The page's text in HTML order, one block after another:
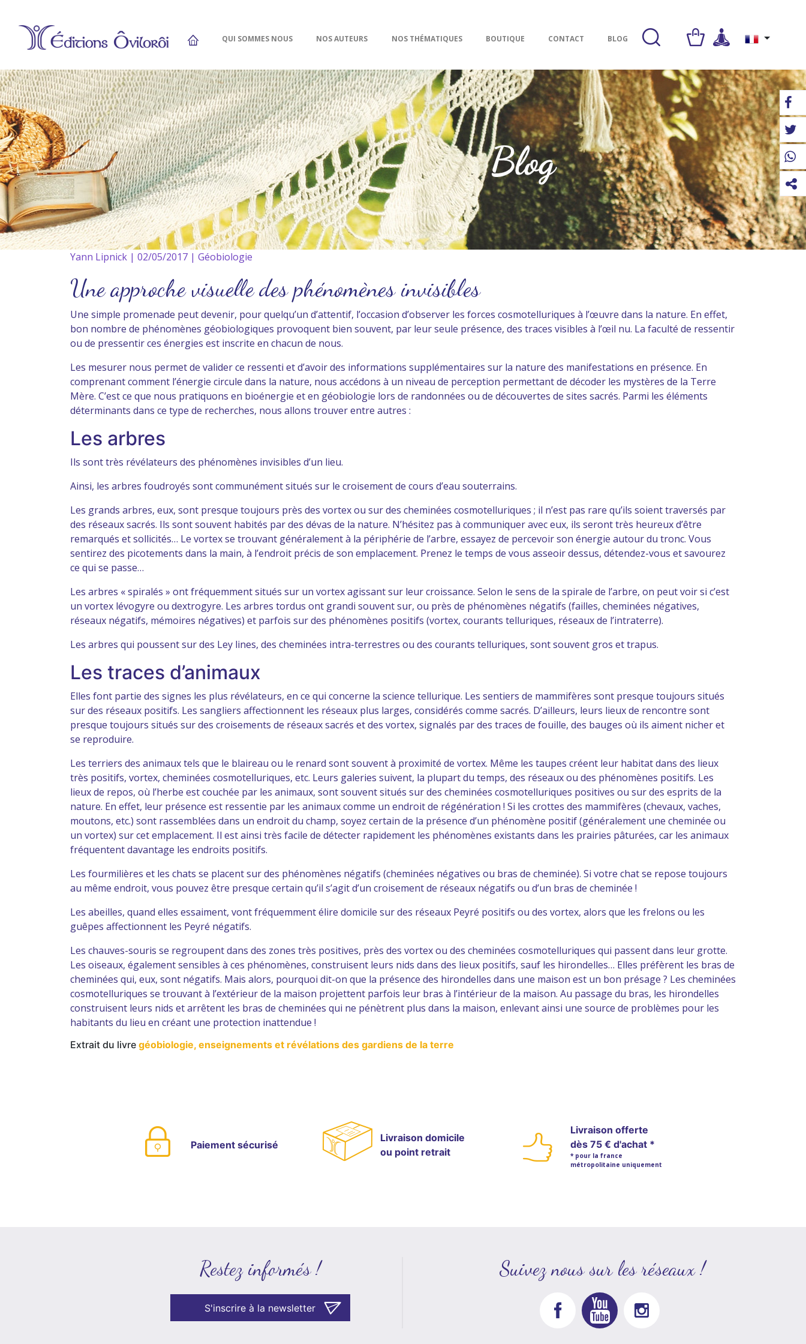
QUI SOMMES NOUS NOS AUTEURS NOS THÉMATIQUES BOUTIQUE CONTACT BLOG
Yann Lipnick | 02/05/2017 | Géobiologie
Une approche visuelle des phénomènes invisibles
Une simple promenade peut devenir, pour quelqu’un d’attentif, l’occasion d’observer les forces cosmotelluriques à l’œuvre dans la nature. En effet,
bon nombre de phénomènes géobiologiques provoquent bien souvent, par leur seule présence, des traces visibles à l’œil nu. La faculté de ressentir
ou de pressentir ces énergies est inscrite en chacun de nous.
Les mesurer nous permet de valider ce ressenti et d’avoir des informations supplémentaires sur la nature des manifestations en présence. En
comprenant comment l’énergie circule dans la nature, nous accédons à un niveau de perception permettant de décoder les mystères de la Terre
Mère. C’est ce que nous pratiquons en bioénergie et en géobiologie lors de randonnées ou de découvertes de sites sacrés. Parmi les éléments
déterminants dans ce type de recherches, nous allons trouver entre autres :
Les arbres
Ils sont très révélateurs des phénomènes invisibles d’un lieu.
Ainsi, les arbres foudroyés sont communément situés sur le croisement de cours d’eau souterrains.
Les grands arbres, eux, sont presque toujours près des vortex ou sur des cheminées cosmotelluriques ; il n’est pas rare qu’ils soient traversés par
des réseaux sacrés. Ils sont souvent habités par des dévas de la nature. N’hésitez pas à communiquer avec eux, ils seront très heureux d’être
remarqués et sollicités… Le vortex se trouvant généralement à la périphérie de l’arbre, essayez de percevoir son énergie autour du tronc. Vous
sentirez des picotements dans la main, à l’endroit précis de son emplacement. Prenez le temps de vous asseoir dessus, détendez-vous et savourez
ce qui se passe…
Les arbres « spiralés » ont fréquemment situés sur un vortex agissant sur leur croissance. Selon le sens de la spirale de l’arbre, on peut voir si c’est
un vortex lévogyre ou dextrogyre. Les arbres tordus ont grandi souvent sur, ou près de phénomènes négatifs (failles, cheminées négatives,
réseaux négatifs, mémoires négatives) et parfois sur des phénomènes positifs (vortex, courants telluriques, réseaux de l’intraterre).
Les arbres qui poussent sur des Ley lines, des cheminées intra-terrestres ou des courants telluriques, sont souvent gros et trapus.
Les traces d’animaux
Elles font partie des signes les plus révélateurs, en ce qui concerne la science tellurique. Les sentiers de mammifères sont presque toujours situés
sur des réseaux positifs. Les sangliers affectionnent les réseaux plus larges, considérés comme sacrés. D’ailleurs, leurs lieux de rencontre sont
presque toujours situés sur des croisements de réseaux sacrés et des vortex, signalés par des traces de fouille, des bauges où ils aiment nicher et
se reproduire.
Les terriers des animaux tels que le blaireau ou le renard sont souvent à proximité de vortex. Même les taupes créent leur habitat dans des lieux
très positifs, vortex, cheminées cosmotelluriques, etc. Leurs galeries suivent, la plupart du temps, des réseaux ou des phénomènes positifs. Les
lieux de repos, où l’herbe est couchée par les animaux, sont souvent situés sur des cheminées cosmotelluriques positives ou sur des esprits de la
nature. En effet, leur présence est ressentie par les animaux comme un endroit de régénération ! Si les crottes des mammifères (chevaux, vaches,
moutons, etc.) sont rassemblées dans un endroit du champ, soyez certain de la présence d’un phénomène positif (généralement une cheminée ou
un vortex) sur cet emplacement. Il est ainsi très facile de détecter rapidement les phénomènes existants dans les prairies pâturées, car les animaux
fréquentent davantage les endroits positifs.
Les fourmilières et les chats se placent sur des phénomènes négatifs (cheminées négatives ou bras de cheminée). Si votre chat se repose toujours
au même endroit, vous pouvez être presque certain qu’il s’agit d’un croisement de réseaux négatifs ou d’un bras de cheminée !
Les abeilles, quand elles essaiment, vont fréquemment élire domicile sur des réseaux Peyré positifs ou des vortex, alors que les frelons ou les
guêpes affectionnent les Peyré négatifs.
Les chauves-souris se regroupent dans des zones très positives, près des vortex ou des cheminées cosmotelluriques qui passent dans leur grotte.
Les oiseaux, également sensibles à ces phénomènes, construisent leurs nids dans des lieux positifs, sauf les hirondelles… Elles préfèrent les bras de
cheminées qui, eux, sont négatifs. Mais alors, pourquoi dit-on que la présence des hirondelles dans une maison est un bon présage ? Les cheminées
cosmotelluriques se trouvant à l’extérieur de la maison projettent parfois leur bras à l’intérieur de la maison. Au passage du bras, les hirondelles
construisent leurs nids et arrêtent les bras de cheminées qui ne pénètrent plus dans la maison, enlevant ainsi une source de problèmes pour les
habitants du lieu en créant une protection inattendue !
Extrait du livre géobiologie, enseignements et révélations des gardiens de la terre
Paiement sécurisé
Livraison domicile
ou point retrait
Livraison offerte
dès 75 € d'achat *
* pour la france
métropolitaine uniquement
Restez informés !
S'inscrire à la newsletter
Suivez nous sur les réseaux !